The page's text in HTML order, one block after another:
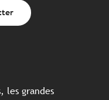
les grandes